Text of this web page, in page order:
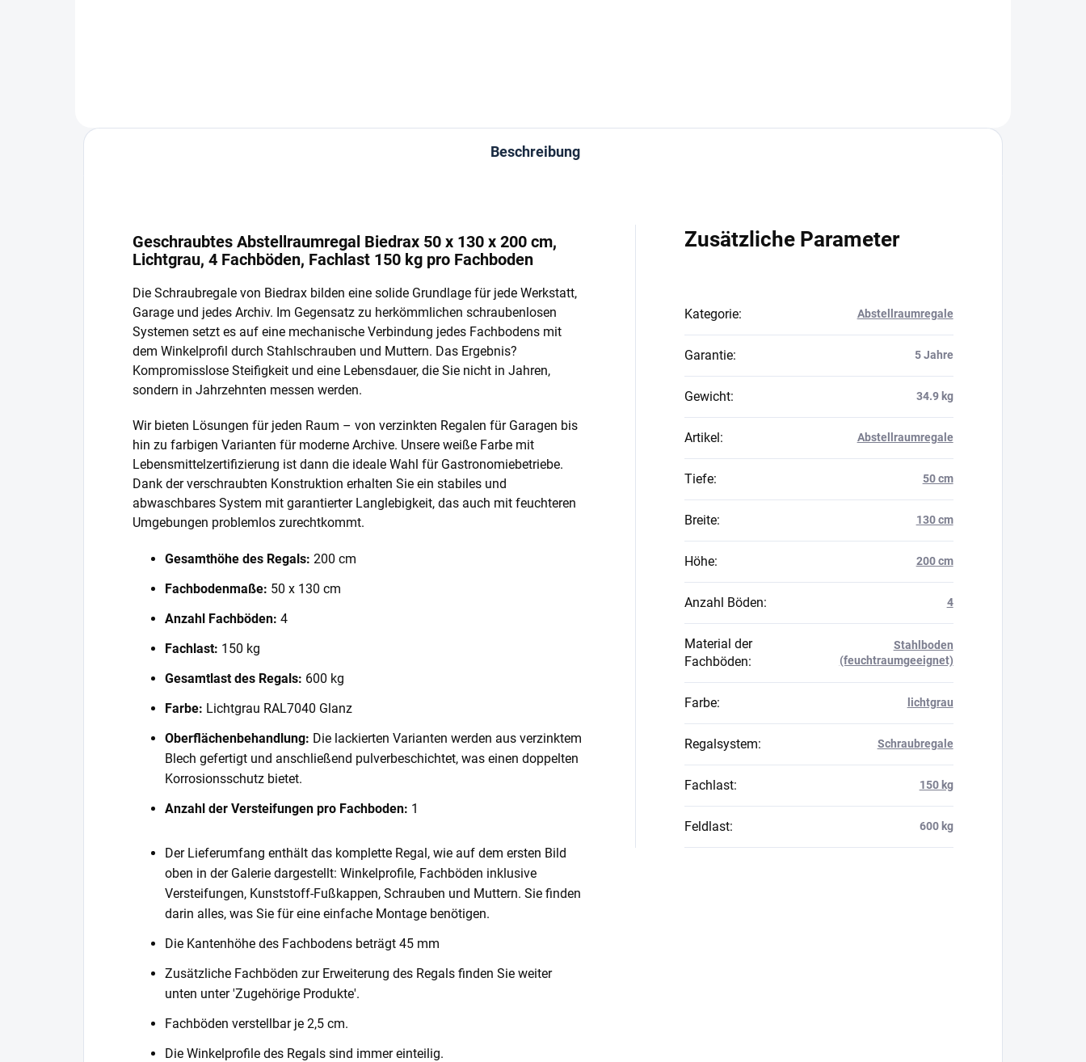
Beschreibung
Geschraubtes Abstellraumregal Biedrax 50 x 130 x 200 cm,
Lichtgrau, 4 Fachböden, Fachlast 150 kg pro Fachboden
Die Schraubregale von Biedrax bilden eine solide Grundlage für jede Werkstatt,
Garage und jedes Archiv. Im Gegensatz zu herkömmlichen schraubenlosen
Systemen setzt es auf eine mechanische Verbindung jedes Fachbodens mit
dem Winkelprofil durch Stahlschrauben und Muttern. Das Ergebnis?
Kompromisslose Steifigkeit und eine Lebensdauer, die Sie nicht in Jahren,
sondern in Jahrzehnten messen werden.
Wir bieten Lösungen für jeden Raum – von verzinkten Regalen für Garagen bis
hin zu farbigen Varianten für moderne Archive. Unsere weiße Farbe mit
Lebensmittelzertifizierung ist dann die ideale Wahl für Gastronomiebetriebe.
Dank der verschraubten Konstruktion erhalten Sie ein stabiles und
abwaschbares System mit garantierter Langlebigkeit, das auch mit feuchteren
Umgebungen problemlos zurechtkommt.
Gesamthöhe des Regals: 200 cm
Fachbodenmaße: 50 x 130 cm
Anzahl Fachböden: 4
Fachlast: 150 kg
Gesamtlast des Regals: 600 kg
Farbe: Lichtgrau RAL7040 Glanz
Oberflächenbehandlung: Die lackierten Varianten werden aus verzinktem
Blech gefertigt und anschließend pulverbeschichtet, was einen doppelten
Korrosionsschutz bietet.
Anzahl der Versteifungen pro Fachboden: 1
Der Lieferumfang enthält das komplette Regal, wie auf dem ersten Bild
oben in der Galerie dargestellt: Winkelprofile, Fachböden inklusive
Versteifungen, Kunststoff-Fußkappen, Schrauben und Muttern. Sie finden
darin alles, was Sie für eine einfache Montage benötigen.
Die Kantenhöhe des Fachbodens beträgt 45 mm
Zusätzliche Fachböden zur Erweiterung des Regals finden Sie weiter
unten unter 'Zugehörige Produkte'.
Fachböden verstellbar je 2,5 cm.
Die Winkelprofile des Regals sind immer einteilig.
Zusätzliche Parameter
Kategorie: Abstellraumregale
Garantie: 5 Jahre
Gewicht: 34.9 kg
Artikel: Abstellraumregale
Tiefe: 50 cm
Breite: 130 cm
Höhe: 200 cm
Anzahl Böden: 4
Material der
Fachböden:
Stahlboden
(feuchtraumgeeignet)
Farbe: lichtgrau
Regalsystem: Schraubregale
Fachlast: 150 kg
Feldlast: 600 kg